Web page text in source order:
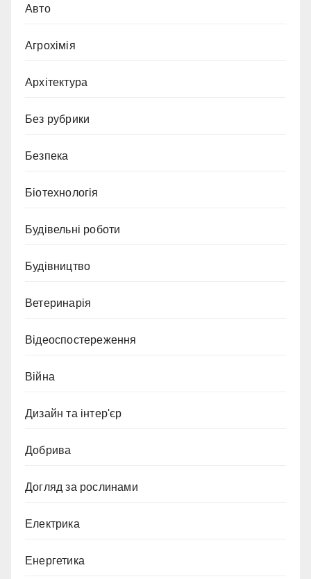
Авто
Агрохімія
Архітектура
Без рубрики
Безпека
Біотехнологія
Будівельні роботи
Будівництво
Ветеринарія
Відеоспостереження
Війна
Дизайн та інтер'єр
Добрива
Догляд за рослинами
Електрика
Енергетика